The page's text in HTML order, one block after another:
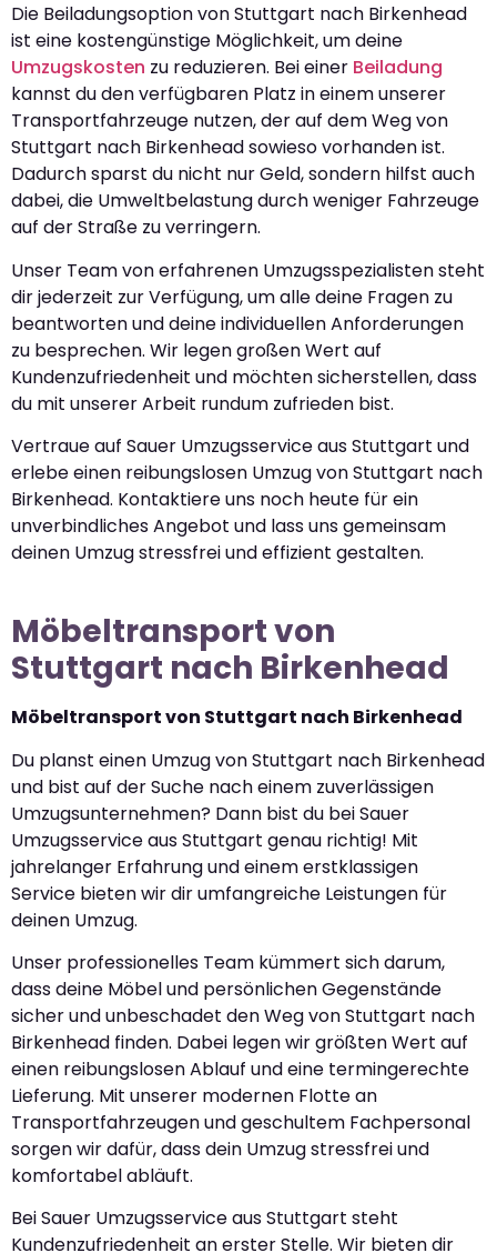
Die Beiladungsoption von Stuttgart nach Birkenhead
ist eine kostengünstige Möglichkeit, um deine
Umzugskosten zu reduzieren. Bei einer Beiladung
kannst du den verfügbaren Platz in einem unserer
Transportfahrzeuge nutzen, der auf dem Weg von
Stuttgart nach Birkenhead sowieso vorhanden ist.
Dadurch sparst du nicht nur Geld, sondern hilfst auch
dabei, die Umweltbelastung durch weniger Fahrzeuge
auf der Straße zu verringern.
Unser Team von erfahrenen Umzugsspezialisten steht
dir jederzeit zur Verfügung, um alle deine Fragen zu
beantworten und deine individuellen Anforderungen
zu besprechen. Wir legen großen Wert auf
Kundenzufriedenheit und möchten sicherstellen, dass
du mit unserer Arbeit rundum zufrieden bist.
Vertraue auf Sauer Umzugsservice aus Stuttgart und
erlebe einen reibungslosen Umzug von Stuttgart nach
Birkenhead. Kontaktiere uns noch heute für ein
unverbindliches Angebot und lass uns gemeinsam
deinen Umzug stressfrei und effizient gestalten.
Möbeltransport von
Stuttgart nach Birkenhead
Möbeltransport von Stuttgart nach Birkenhead
Du planst einen Umzug von Stuttgart nach Birkenhead
und bist auf der Suche nach einem zuverlässigen
Umzugsunternehmen? Dann bist du bei Sauer
Umzugsservice aus Stuttgart genau richtig! Mit
jahrelanger Erfahrung und einem erstklassigen
Service bieten wir dir umfangreiche Leistungen für
deinen Umzug.
Unser professionelles Team kümmert sich darum,
dass deine Möbel und persönlichen Gegenstände
sicher und unbeschadet den Weg von Stuttgart nach
Birkenhead finden. Dabei legen wir größten Wert auf
einen reibungslosen Ablauf und eine termingerechte
Lieferung. Mit unserer modernen Flotte an
Transportfahrzeugen und geschultem Fachpersonal
sorgen wir dafür, dass dein Umzug stressfrei und
komfortabel abläuft.
Bei Sauer Umzugsservice aus Stuttgart steht
Kundenzufriedenheit an erster Stelle. Wir bieten dir